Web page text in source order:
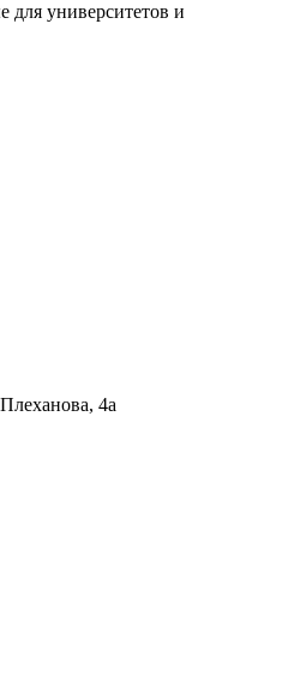
для университетов и
4а